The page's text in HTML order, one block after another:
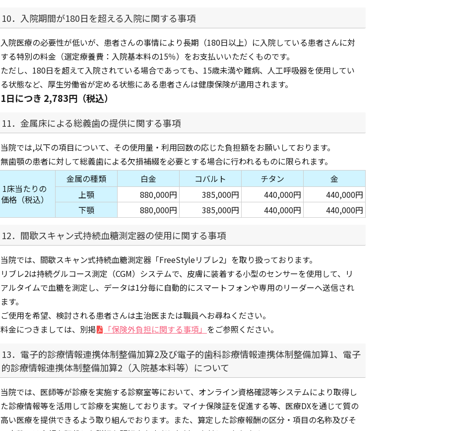
10．入院期間が180日を超える入院に関する事項
入院医療の必要性が低いが、患者さんの事情により長期（180日以上）に入院している患者さんに対
する特別の料金（選定療養費：入院基本料の15％）をお支払いいただくものです。
ただし、180日を超えて入院されている場合であっても、15歳未満や難病、人工呼吸器を使用してい
る状態など、厚生労働省が定める状態にある患者さんは健康保険が適用されます。
1日につき 2,783円（税込）
11．金属床による総義歯の提供に関する事項
当院では,以下の項目について、その使用量・利用回数の応じた負担額をお願いしております。
無歯顎の患者に対して総義歯による欠損補綴を必要とする場合に行われるものに限られます。
1床当たりの
価格（税込）
金属の種類 白金 コバルト チタン
金
上顎
880,000円 385,000円 440,000円
440,000円
下顎
880,000円 385,000円 440,000円 440,000円
12．間歇スキャン式持続血糖測定器の使用に関する事項
当院では、間歇スキャン式持続血糖測定器「FreeStyleリブレ2」を取り扱っております。
リブレ2は持続グルコース測定（CGM）システムで、皮膚に装着する小型のセンサーを使用して、リ
アルタイムで血糖を測定し、データは1分毎に自動的にスマートフォンや専用のリーダーへ送信され
ます。
ご使用を希望、検討される患者さんは主治医または職員へお尋ねください。
料金につきましては、別掲
「保険外負担に関する事項」 をご参照ください。
13．電子的診療情報連携体制整備加算2及び電子的歯科診療情報連携体制整備加算1、電子
的診療情報連携体制整備加算2（入院基本料等）について
当院では、医師等が診療を実施する診察室等において、オンライン資格確認等システムにより取得し
た診療情報等を活用して診療を実施しております。マイナ保険証を促進する等、医療DXを通じて質の
高い医療を提供できるよう取り組んでおります。また、算定した診療報酬の区分・項目の名称及びそ